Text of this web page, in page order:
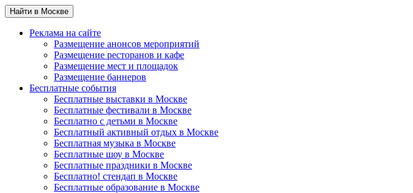
Найти в Москве
Реклама на сайте
Размещение анонсов мероприятий
Размещение ресторанов и кафе
Размещение мест и площадок
Размещение баннеров
Бесплатные события
Бесплатные выставки в Москве
Бесплатные фестивали в Москве
Бесплатно с детьми в Москве
Бесплатный активный отдых в Москве
Бесплатная музыка в Москве
Бесплатные шоу в Москве
Бесплатные праздники в Москве
Бесплатно! стендап в Москве
Бесплатные образование в Москве